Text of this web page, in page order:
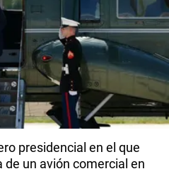
presidencial en el que
un avión comercial en